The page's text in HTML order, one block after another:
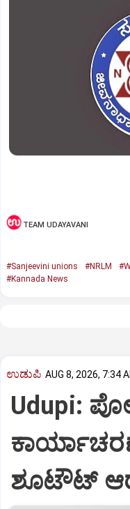
TEAM UDAYAVANI
#Sanjeevini unions #NRLM
#Kannada News
ಉಡುಪಿ AUG 8, 2026, 7:34
Udupi:
ಶೂಟೌಟ್‌